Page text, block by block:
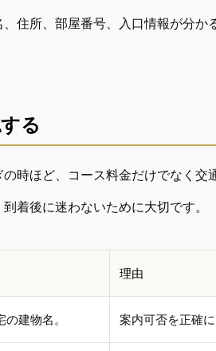
住所、部屋番号、入口情報が分か
る
時ほど、コース料金だけでなく交
着後に迷わないために大切です。
理由
建物名。 案内可否を正確に